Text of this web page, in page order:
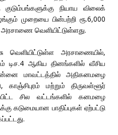
நியாய விலைக்
முறையை பின்பற்றி ரூ.6,000
வெளியிட்டுள்ளது.
வெளியிட்டுள்ள அரசாணையில்,
டிச.4 ஆகிய தினங்களில் வீசிய
மாவட்டத்தில் அதிகனமழை
மற்றும் திருவள்ளூர்
சில வட்டங்களில் கனமழை
கடுமையான பாதிப்புகள் ஏற்பட்டு